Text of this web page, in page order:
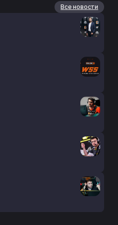
Все новости